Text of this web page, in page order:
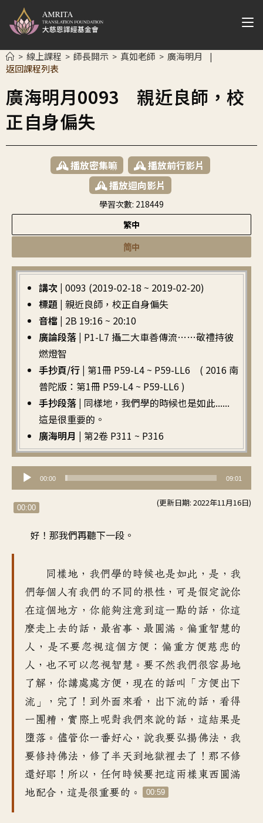
> 線上課程 > 師長開示 > 真如老師 > 廣海明月 |
返回課程列表
廣海明月0093 親近良師，校
正自身偏失
播放密集嘛
播放前行影片
播放迴向影片
學習次數: 218449
繁中
简中
講次 | 0093 (2019-02-18 ~ 2019-02-20)
標題 | 親近良師，校正自身偏失
音檔 | 2B 19:16 ~ 20:10
廣論段落 | P1-L7 攝二大車善傳流……敬禮持彼
燃燈智
手抄頁/行 | 第1冊 P59-L4 ~ P59-LL6 ( 2016 南
普陀版：第1冊 P59-L4 ~ P59-LL6 )
手抄段落 | 同樣地，我們學的時候也是如此......
這是很重要的。
廣海明月 | 第2卷 P311 ~ P316
訊
播
00:00 09:01
(更新日期: 2022年11月16日)
00:00
好！那我們再聽下一段。
同樣地，我們學的時候也是如此，是，我
們每個人有我們的不同的根性，可是假定說你
在這個地方，你能夠注意到這一點的話，你這
麼走上去的話，最省事、最圓滿。偏重智慧的
人，是不要忽視這個方便；偏重方便慈悲的
人，也不可以忽視智慧。要不然我們很容易地
了解，你講處處方便，現在的話叫「方便出下
流」，完了！到外面來看，出下流的話，看得
一團糟，實際上呢對我們來說的話，這結果是
墮落。儘管你一番好心，說我要弘揚佛法，我
要修持佛法，修了半天到地獄裡去了！那不修
還好耶！所以，任何時候要把這兩樣東西圓滿
地配合，這是很重要的。
00:59